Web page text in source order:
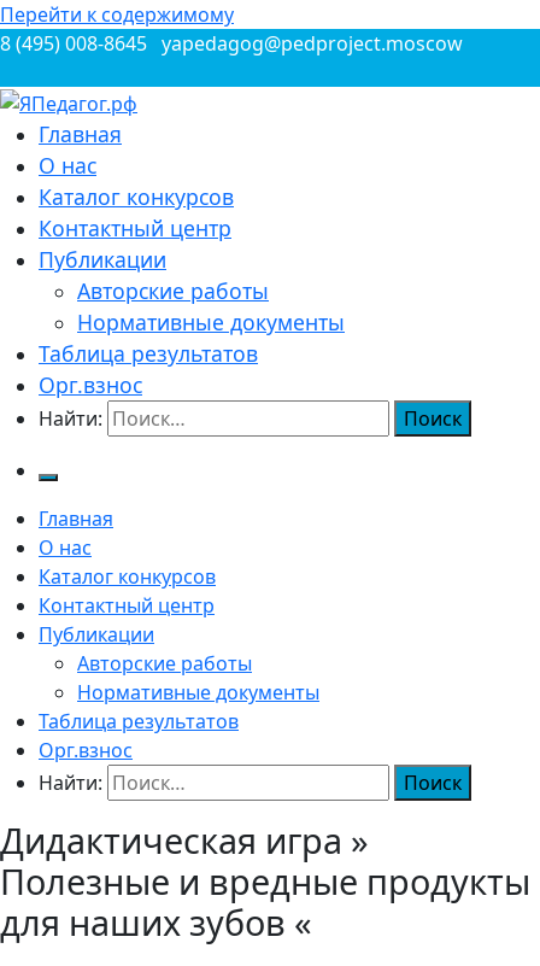
Перейти к содержимому
8 (495) 008-8645 yapedagog@pedproject.moscow
ЯПедагог.рф
Всероссийские конкурсы для педагогов
Главная
О нас
Каталог конкурсов
Контактный центр
Публикации
Авторские работы
Нормативные документы
Таблица результатов
Орг.взнос
Найти:
Главная
О нас
Каталог конкурсов
Контактный центр
Публикации
Авторские работы
Нормативные документы
Таблица результатов
Орг.взнос
Найти:
Дидактическая игра »
Полезные и вредные продукты
для наших зубов «